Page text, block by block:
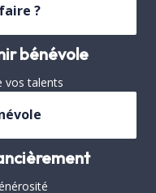
?
bénévole
vos talents